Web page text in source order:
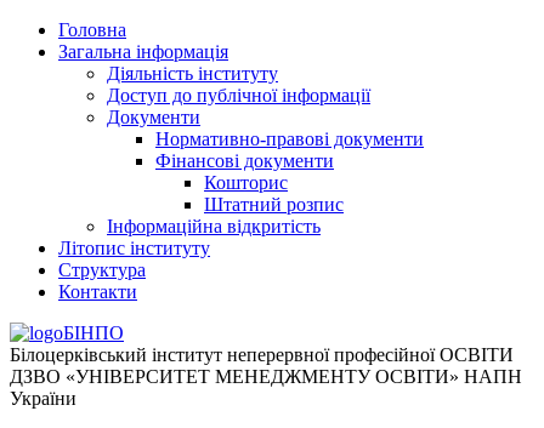
Головна
Загальна інформація
Діяльність інституту
Доступ до публічної інформації
Документи
Нормативно-правові документи
Фінансові документи
Кошторис
Штатний розпис
Інформаційна відкритість
Літопис інституту
Структура
Контакти
БІНПО
Білоцерківський інститут неперервної професійної ОСВІТИ
ДЗВО «УНІВЕРСИТЕТ МЕНЕДЖМЕНТУ ОСВІТИ» НАПН
України